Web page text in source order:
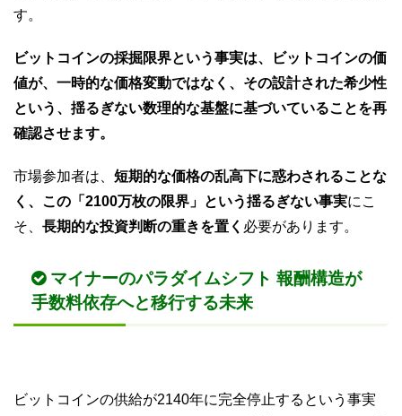
す。
ビットコインの採掘限界という事実は、ビットコインの価
値が、一時的な価格変動ではなく、その設計された希少性
という、揺るぎない数理的な基盤に基づいていることを再
確認させます。
市場参加者は、 短期的な価格の乱高下に惑わされることな
く、この「2100万枚の限界」という揺るぎない事実にこ
そ、 長期的な投資判断の重きを置く 必要があります。
マイナーのパラダイムシフト 報酬構造が
手数料依存へと移行する未来
ビットコインの供給が2140年に完全停止するという事実